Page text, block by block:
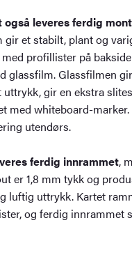
leveres ferdig
gir et stabilt, plant og
profillister på
glassfilm. Glassfilmen
gir en ekstra
med whiteboard-
utendørs.
ferdig innrammet,
er 1,8 mm tykk og
luftig uttrykk. Kartet
og ferdig innrammet